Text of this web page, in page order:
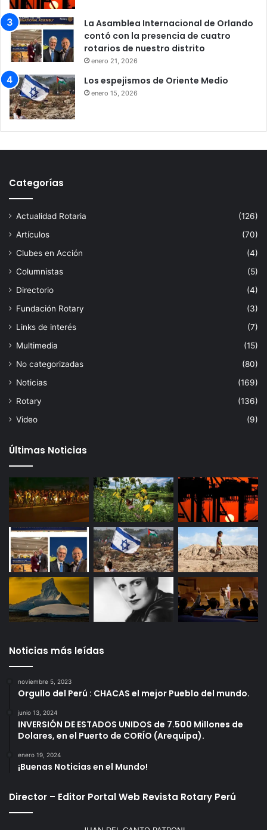
La Asamblea Internacional de Orlando
contó con la presencia de cuatro
rotarios de nuestro distrito
enero 21, 2026
Los espejismos de Oriente Medio
enero 15, 2026
Categorías
Actualidad Rotaria
(126)
Artículos
(70)
Clubes en Acción
(4)
Columnistas
(5)
Directorio
(4)
Fundación Rotary
(3)
Links de interés
(7)
Multimedia
(15)
No categorizadas
(80)
Noticias
(169)
Rotary
(136)
Video
(9)
Últimas Noticias
Noticias más leídas
noviembre 5, 2023
Orgullo del Perú : CHACAS el mejor Pueblo del mundo.
junio 13, 2024
INVERSIÓN DE ESTADOS UNIDOS de 7.500 Millones de
Dolares, en el Puerto de CORÍO (Arequipa).
enero 19, 2024
¡Buenas Noticias en el Mundo!
Director – Editor Portal Web Revista Rotary Perú